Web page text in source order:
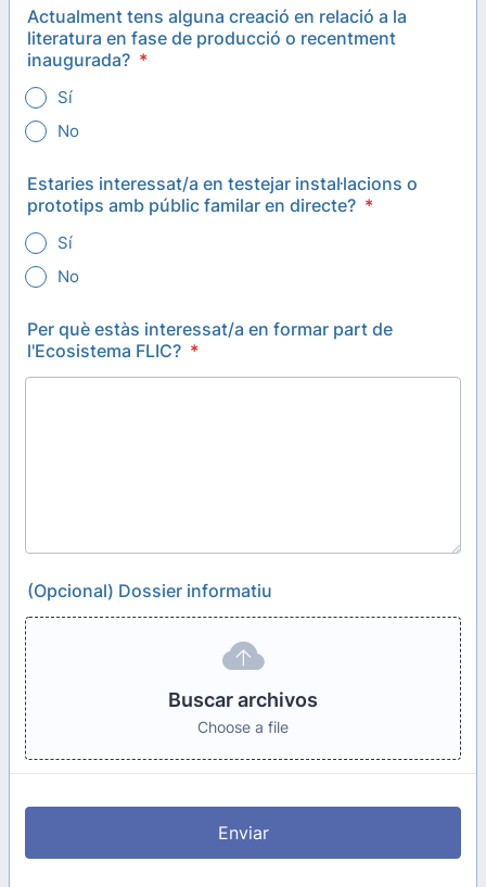
Actualment tens alguna creació en relació a la
literatura en fase de producció o recentment
inaugurada? *
Sí
No
Estaries interessat/a en testejar instal·lacions o
prototips amb públic familar en directe? *
Sí
No
Per què estàs interessat/a en formar part de
l'Ecosistema FLIC? *
(Opcional) Dossier informatiu
Buscar archivos
Choose a file
Enviar